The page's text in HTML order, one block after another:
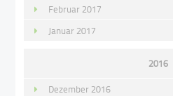
Februar 2017
Januar 2017
2016
Dezember 2016